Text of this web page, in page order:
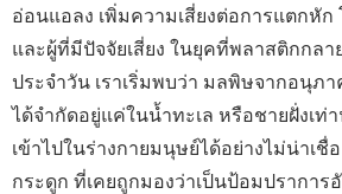
อ่อนแอลง เพิ่มความเสี่ยงต่อการแตกหัก
และผู้ที่มีปัจจัยเสี่ยง ในยุคที่พลาสติกกล
ประจำวัน เราเริ่มพบว่า มลพิษจากอนุภ
ได้จำกัดอยู่แค่ในน้ำทะเล หรือชายฝั่งเท่
เข้าไปในร่างกายมนุษย์ได้อย่างไม่น่าเชื่
กระดูก ที่เคยถูกมองว่าเป็นป้อมปราการ